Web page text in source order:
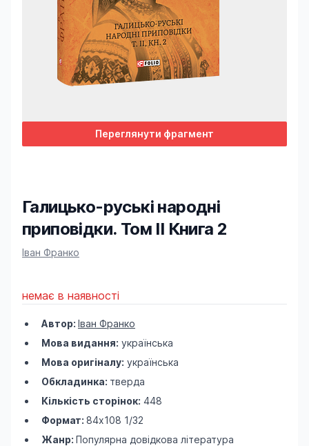
Переглянути фрагмент
Галицько-руські народні
приповідки. Том ІІ Книга 2
Product information
Іван Франко
немає в наявності
Автор: Іван Франко
Мова видання: українська
Мова оригіналу: українська
Обкладинка: тверда
Кількість сторінок: 448
Формат: 84х108 1/32
Жанр: Популярна довідкова література